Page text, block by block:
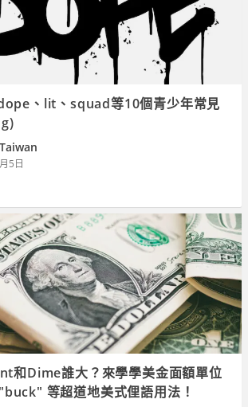
dope、lit、squad等10個青少年常見
5日
和Dime誰大？來學學美金面額單位
等超道地美式俚語用法！